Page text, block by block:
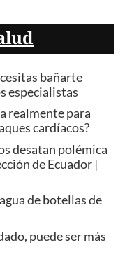
bañarte
especialistas
realmente para
cardíacos?
desatan polémica
de Ecuador |
de botellas de
puede ser más